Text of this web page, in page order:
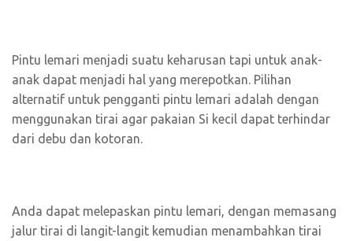
Pintu lemari menjadi suatu keharusan tapi untuk anak-
anak dapat menjadi hal yang merepotkan. Pilihan
alternatif untuk pengganti pintu lemari adalah dengan
menggunakan tirai agar pakaian Si kecil dapat terhindar
dari debu dan kotoran.
Anda dapat melepaskan pintu lemari, dengan memasang
jalur tirai di langit-langit kemudian menambahkan tirai